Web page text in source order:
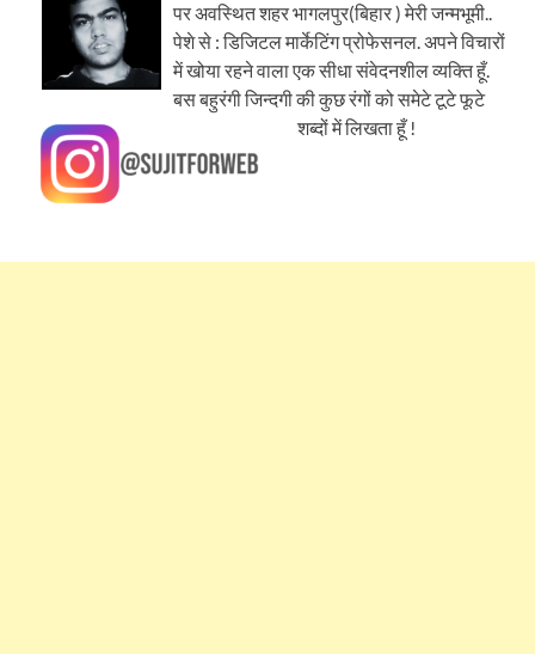
पर अवस्थित शहर भागलपुर(बिहार ) मेरी जन्मभूमी..
पेशे से : डिजिटल मार्केटिंग प्रोफेसनल. अपने विचारों
में खोया रहने वाला एक सीधा संवेदनशील व्यक्ति हूँ.
बस बहुरंगी जिन्दगी की कुछ रंगों को समेटे टूटे फूटे
शब्दों में लिखता हूँ !